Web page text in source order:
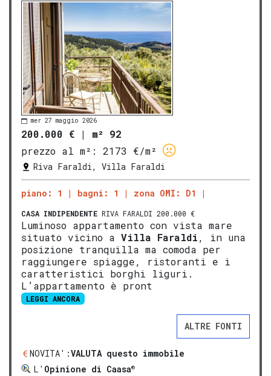
mer 27 maggio 2026
200.000 € | m² 92
prezzo al m²:
2173 €/m²
Riva Faraldi, Villa Faraldi
piano: 1 bagni: 1 zona OMI: D1
CASA INDIPENDENTE RIVA FARALDI 200.000 €
Luminoso appartamento con vista mare
situato vicino a Villa Faraldi, in una
posizione tranquilla ma comoda per
raggiungere spiagge, ristoranti e i
caratteristici borghi liguri.
L’appartamento è pront
LEGGI ANCORA
ALTRE FONTI
NOVITA':VALUTA questo immobile
L' Opinione di Caasa®